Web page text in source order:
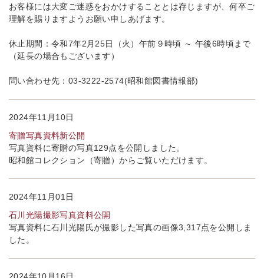
お客様には大変ご迷惑をおかけすることとは存じますが、何卒ご
理解を賜りますようお願い申しあげます。
休止期間：令和7年2月25日（火）午前９時頃 ～ 午後6時頃まで
（延長の場合もございます）
問い合わせ先：03-3222-2574(昭和館図書情報部)
2024年11月10日
寄贈写真資料新公開
写真資料に寄贈の写真129点を公開しました。
昭和館コレクション（寄贈）からご覧いただけます。
2024年11月01日
石川光陽撮影写真資料公開
写真資料に石川光陽氏が撮影した写真の画像3,317点を公開しま
した。